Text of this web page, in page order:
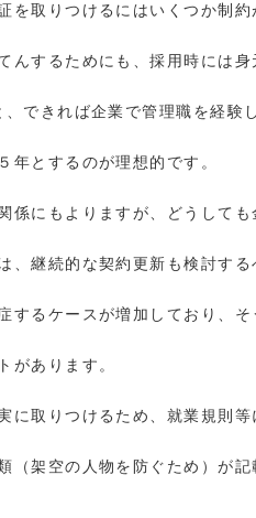
を取りつけるにはいくつか制
んするためにも、採用時には
、できれば企業で管理職を経験
年とするのが理想的です。
係にもよりますが、どうして
、継続的な契約更新も検討す
するケースが増加しており、そ
があります。
に取りつけるため、就業規則
（架空の人物を防ぐため）が